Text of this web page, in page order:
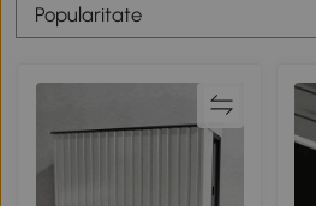
Popularitate